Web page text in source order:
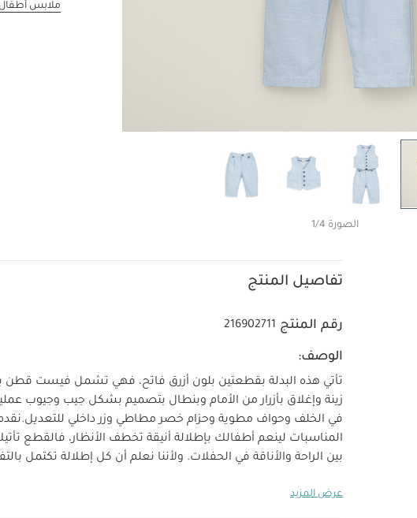
الصورة 1/4
ملابس أطفال
تفاصيل المنتج
رقم المنتج 216902711
الوصف:
تأتي هذه البدلة بقطعتين بلون أزرق فاتح، فهي تشمل فيست
زينة وإغلاق بأزرار من الأمام وبنطال بتصميم بشكل جيب وجيوب
في الخلف وحواف مطوية وحزام خصر مطاطي وزر داخلي للتعديل.
المناسبات لينعم أطفالك بإطلالة أنيقة تخطف الأنظار، فالقطع
بين الراحة والأناقة في الحفلات. ولأننا نعلم أن كل إطلالة تكتمل
أنيقة تشمل جيوب وحواف مطوية
عرض المزيد